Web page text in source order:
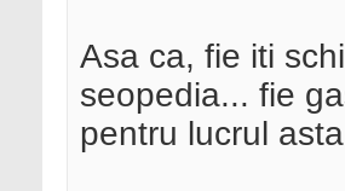
Asa ca, fie iti
seopedia... fie
pentru lucrul